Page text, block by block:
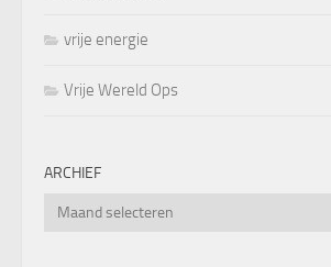
vrije energie
Vrije Wereld Ops
ARCHIEF
Archief